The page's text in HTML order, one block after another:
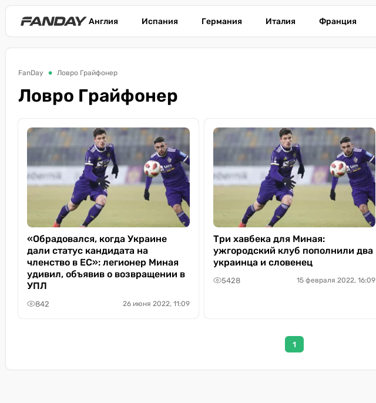
Англия Испания Германия Италия Франция
FanDay Ловро Грайфонер
Ловро Грайфонер
«Обрадовался, когда Украине
дали статус кандидата на
членство в ЕС»: легионер Миная
удивил, объявив о возвращении в
УПЛ
842 26 июня 2022, 11:09
Три хавбека для Миная:
ужгородский клуб пополнили два
украинца и словенец
5428 15 февраля 2022, 16:09
1